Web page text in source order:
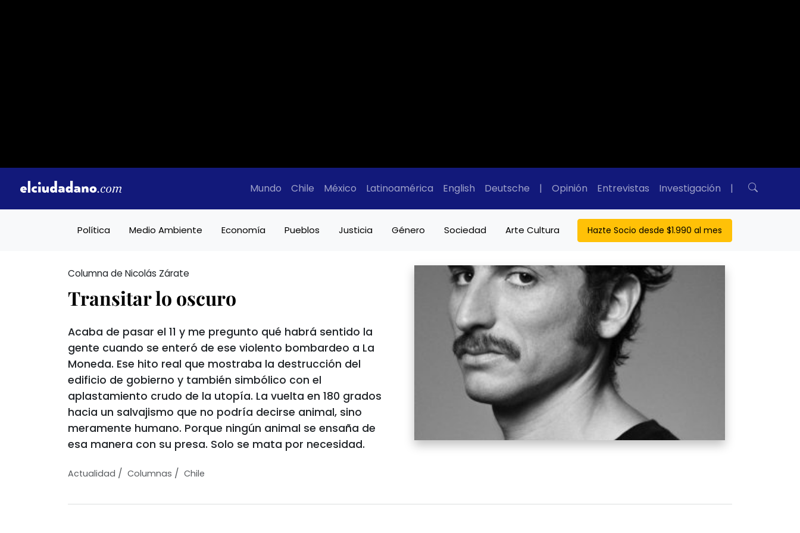
Mundo Chile México Latinoamérica English Deutsche | Opinión Entrevistas Investigación |
Política Medio Ambiente Economía Pueblos Justicia Género Sociedad Arte Cultura Hazte Socio desde $1.990 al mes
Columna de Nicolás Zárate
Transitar lo oscuro
Acaba de pasar el 11 y me pregunto qué habrá sentido la
gente cuando se enteró de ese violento bombardeo a La
Moneda. Ese hito real que mostraba la destrucción del
edificio de gobierno y también simbólico con el
aplastamiento crudo de la utopía. La vuelta en 180 grados
hacia un salvajismo que no podría decirse animal, sino
meramente humano. Porque ningún animal se ensaña de
esa manera con su presa. Solo se mata por necesidad.
Actualidad / Columnas / Chile